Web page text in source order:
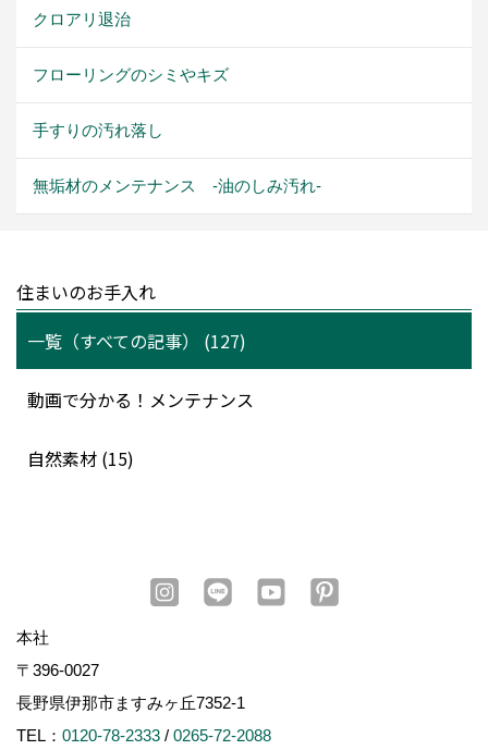
クロアリ退治
フローリングのシミやキズ
手すりの汚れ落し
無垢材のメンテナンス -油のしみ汚れ-
住まいのお手入れ
一覧（すべての記事） (127)
動画で分かる！メンテナンス
自然素材 (15)
本社
〒396-0027
長野県伊那市ますみヶ丘7352-1
TEL： 0120-78-2333 / 0265-72-2088